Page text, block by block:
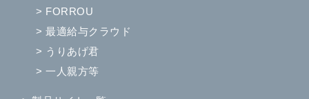
> FORROU
> 最適給与クラウド
> うりあげ君
> 一人親方等